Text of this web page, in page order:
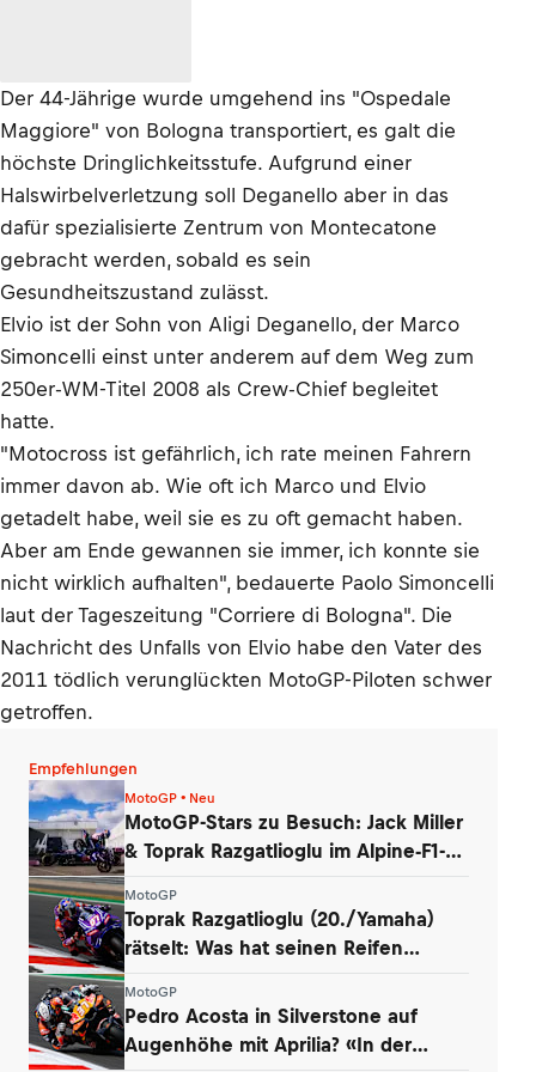
Der 44-Jährige wurde umgehend ins "Ospedale
Maggiore" von Bologna transportiert, es galt die
höchste Dringlichkeitsstufe. Aufgrund einer
Halswirbelverletzung soll Deganello aber in das
dafür spezialisierte Zentrum von Montecatone
gebracht werden, sobald es sein
Gesundheitszustand zulässt.
Elvio ist der Sohn von Aligi Deganello, der Marco
Simoncelli einst unter anderem auf dem Weg zum
250er-WM-Titel 2008 als Crew-Chief begleitet
hatte.
"Motocross ist gefährlich, ich rate meinen Fahrern
immer davon ab. Wie oft ich Marco und Elvio
getadelt habe, weil sie es zu oft gemacht haben.
Aber am Ende gewannen sie immer, ich konnte sie
nicht wirklich aufhalten", bedauerte Paolo Simoncelli
laut der Tageszeitung "Corriere di Bologna". Die
Nachricht des Unfalls von Elvio habe den Vater des
2011 tödlich verunglückten MotoGP-Piloten schwer
getroffen.
Empfehlungen
MotoGP • Neu
MotoGP-Stars zu Besuch: Jack Miller
& Toprak Razgatlioglu im Alpine-F1-
MotoGP
Toprak Razgatlioglu (20./Yamaha)
rätselt: Was hat seinen Reifen
MotoGP
Pedro Acosta in Silverstone auf
Augenhöhe mit Aprilia? «In der